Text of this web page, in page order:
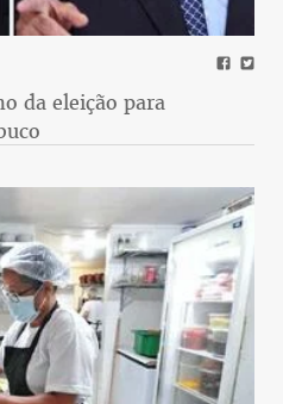
da eleição para